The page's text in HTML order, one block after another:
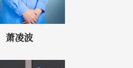
萧凌波